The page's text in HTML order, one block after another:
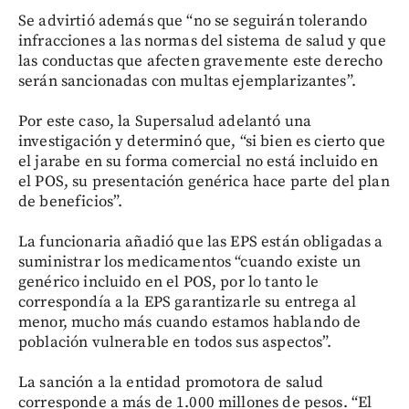
Se advirtió además que “no se seguirán tolerando
infracciones a las normas del sistema de salud y que
las conductas que afecten gravemente este derecho
serán sancionadas con multas ejemplarizantes”.
Por este caso, la Supersalud adelantó una
investigación y determinó que, “si bien es cierto que
el jarabe en su forma comercial no está incluido en
el POS, su presentación genérica hace parte del plan
de beneficios”.
La funcionaria añadió que las EPS están obligadas a
suministrar los medicamentos “cuando existe un
genérico incluido en el POS, por lo tanto le
correspondía a la EPS garantizarle su entrega al
menor, mucho más cuando estamos hablando de
población vulnerable en todos sus aspectos”.
La sanción a la entidad promotora de salud
corresponde a más de 1.000 millones de pesos. “El